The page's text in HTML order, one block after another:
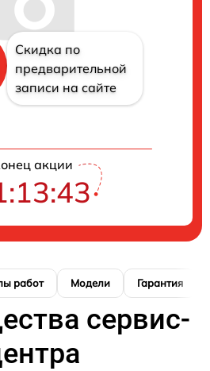
Скидка по
предварительной
записи на сайте
акции
работ Модели Гарантия
сервис-